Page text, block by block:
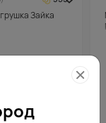
Зайка